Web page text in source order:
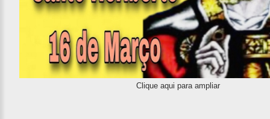
Clique aqui para ampliar